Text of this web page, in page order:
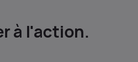
à l'action.